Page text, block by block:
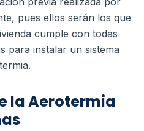
pues ellos serán los que
cumple con todas
para instalar un sistema
la Aerotermia